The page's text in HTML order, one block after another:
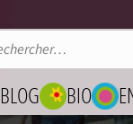
BLOG BIO